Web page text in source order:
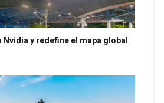
Nvidia y redefine el mapa global